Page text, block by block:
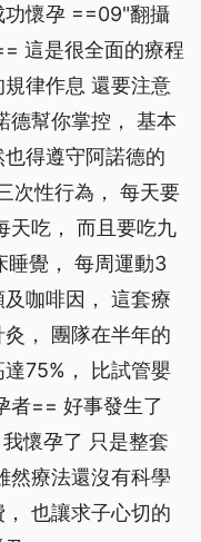
功懷孕 ==09"翻攝
這是很全面的療程
律作息 還要注意
德幫你掌控， 基本
得遵守阿諾德的
次性行為， 每天要
天吃， 而且要吃九
睡覺， 每周運動3
咖啡因， 這套療
， 團隊在半年的
75%， 比試管嬰
者== 好事發生了
懷孕了 只是整套
然療法還沒有科學
也讓求子心切的